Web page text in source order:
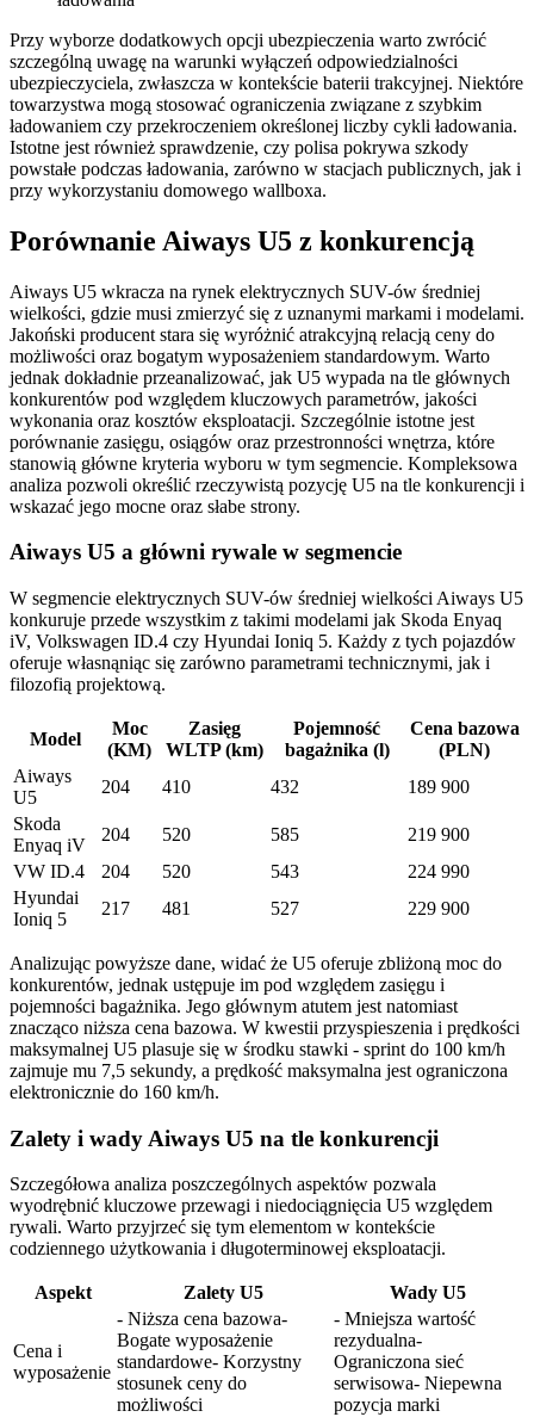
Przy wyborze dodatkowych opcji ubezpieczenia warto zwrócić
szczególną uwagę na warunki wyłączeń odpowiedzialności
ubezpieczyciela, zwłaszcza w kontekście baterii trakcyjnej. Niektóre
towarzystwa mogą stosować ograniczenia związane z szybkim
ładowaniem czy przekroczeniem określonej liczby cykli ładowania.
Istotne jest również sprawdzenie, czy polisa pokrywa szkody
powstałe podczas ładowania, zarówno w stacjach publicznych, jak i
przy wykorzystaniu domowego wallboxa.
Porównanie Aiways U5 z konkurencją
Aiways U5 wkracza na rynek elektrycznych SUV-ów średniej
wielkości, gdzie musi zmierzyć się z uznanymi markami i modelami.
Jakoński producent stara się wyróżnić atrakcyjną relacją ceny do
możliwości oraz bogatym wyposażeniem standardowym. Warto
jednak dokładnie przeanalizować, jak U5 wypada na tle głównych
konkurentów pod względem kluczowych parametrów, jakości
wykonania oraz kosztów eksploatacji. Szczególnie istotne jest
porównanie zasięgu, osiągów oraz przestronności wnętrza, które
stanowią główne kryteria wyboru w tym segmencie. Kompleksowa
analiza pozwoli określić rzeczywistą pozycję U5 na tle konkurencji i
wskazać jego mocne oraz słabe strony.
Aiways U5 a główni rywale w segmencie
W segmencie elektrycznych SUV-ów średniej wielkości Aiways U5
konkuruje przede wszystkim z takimi modelami jak Skoda Enyaq
iV, Volkswagen ID.4 czy Hyundai Ioniq 5. Każdy z tych pojazdów
oferuje własnąniąc się zarówno parametrami technicznymi, jak i
filozofią projektową.
Model
Moc
(KM)
Zasięg
WLTP (km)
Pojemność
bagażnika (l)
Cena bazowa
(PLN)
Aiways
U5
204 410 432
189 900
Skoda
Enyaq iV
204 520 585
219 900
VW ID.4
204 520 543
224 990
Hyundai
Ioniq 5
217 481 527 229 900
Analizując powyższe dane, widać że U5 oferuje zbliżoną moc do
konkurentów, jednak ustępuje im pod względem zasięgu i
pojemności bagażnika. Jego głównym atutem jest natomiast
znacząco niższa cena bazowa. W kwestii przyspieszenia i prędkości
maksymalnej U5 plasuje się w środku stawki - sprint do 100 km/h
zajmuje mu 7,5 sekundy, a prędkość maksymalna jest ograniczona
elektronicznie do 160 km/h.
Zalety i wady Aiways U5 na tle konkurencji
Szczegółowa analiza poszczególnych aspektów pozwala
wyodrębnić kluczowe przewagi i niedociągnięcia U5 względem
rywali. Warto przyjrzeć się tym elementom w kontekście
codziennego użytkowania i długoterminowej eksploatacji.
Aspekt Zalety U5 Wady U5
Cena i
wyposażenie
- Niższa cena bazowa-
Bogate wyposażenie
standardowe- Korzystny
stosunek ceny do
możliwości
- Mniejsza wartość
rezydualna-
Ograniczona sieć
serwisowa- Niepewna
pozycja marki